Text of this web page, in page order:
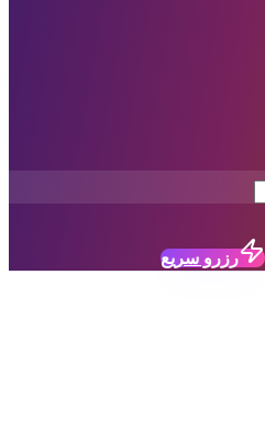
رزرو سریع